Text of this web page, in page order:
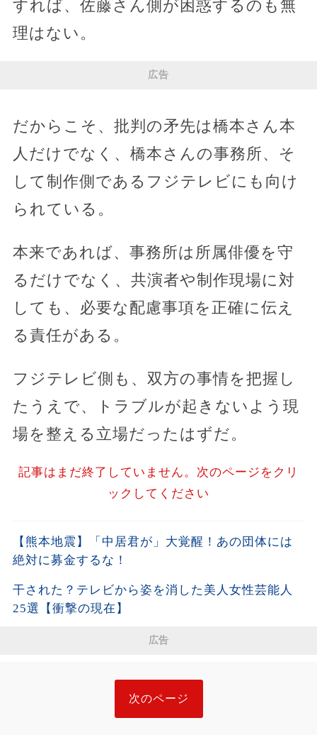
すれば、佐藤さん側が困惑するのも無
理はない。
広告
だからこそ、批判の矛先は橋本さん本
人だけでなく、橋本さんの事務所、そ
して制作側であるフジテレビにも向け
られている。
本来であれば、事務所は所属俳優を守
るだけでなく、共演者や制作現場に対
しても、必要な配慮事項を正確に伝え
る責任がある。
フジテレビ側も、双方の事情を把握し
たうえで、トラブルが起きないよう現
場を整える立場だったはずだ。
記事はまだ終了していません。次のページをクリ
ックしてください
【熊本地震】「中居君が」大覚醒！あの団体には
絶対に募金するな！
干された？テレビから姿を消した美人女性芸能人
25選【衝撃の現在】
広告
次のページ